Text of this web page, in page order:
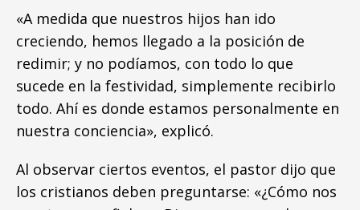
«A medida que nuestros hijos han ido
creciendo, hemos llegado a la posición de
redimir; y no podíamos, con todo lo que
sucede en la festividad, simplemente recibirlo
todo. Ahí es donde estamos personalmente en
nuestra conciencia», explicó.
Al observar ciertos eventos, el pastor dijo que
los cristianos deben preguntarse: «¿Cómo nos